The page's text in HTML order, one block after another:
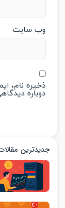
سایت
نام، ایمیل و
دیدگاهی
مقالات
آموزش